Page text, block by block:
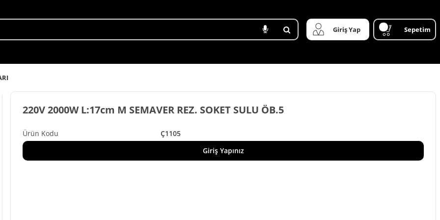
Giriş Yap Sepetim
Ç1105
220V 2000W L:17cm M SEMAVER REZ. SOKET SULU ÖB.5
Giriş Yapınız